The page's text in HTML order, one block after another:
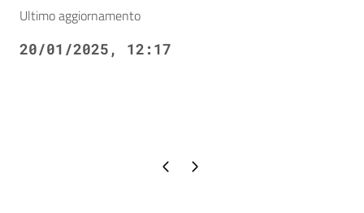
Ultimo aggiornamento
20/01/2025, 12:17
Pagina precedente
Pagina successiva